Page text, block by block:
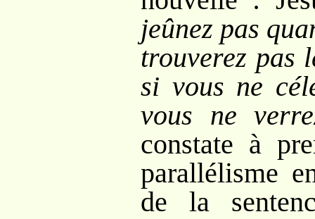
jeûnez pas
trouverez pas
si vous ne
vous ne
constate à
parallélisme
de la